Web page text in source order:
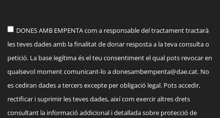
DONES AMB EMPENTA com a responsable del tractament tractarà
les teves dades amb la finalitat de donar resposta a la teva consulta o
petició. La base legítima és el teu consentiment el qual pots revocar en
qualsevol moment comunicant-lo adonesambempenta@dae.cat. No
es cediran dades a tercers excepte per obligació legal. Pots accedir,
rectificar i suprimir les teves dades, així com exercir altres drets
consultant la informació addicional i detallada sobre protecció de